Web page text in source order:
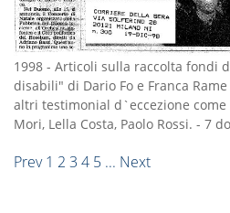
1998 - Articoli sulla raccolta fondi
disabili" di Dario Fo e Franca
altri testimonial d`eccezione come
Mori, Lella Costa, Paolo Rossi. - 7
Prev 1 2 3 4 5 ... Next